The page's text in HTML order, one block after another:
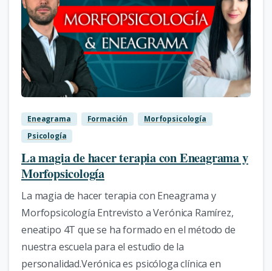
4
Eneagrama Formación
Morfopsicología
Psicología
La magia de hacer terapia con Eneagrama y
Morfopsicología
La magia de hacer terapia con Eneagrama y
Morfopsicología Entrevisto a Verónica Ramírez,
eneatipo 4T que se ha formado en el método de
nuestra escuela para el estudio de la
personalidad.Verónica es psicóloga clínica en